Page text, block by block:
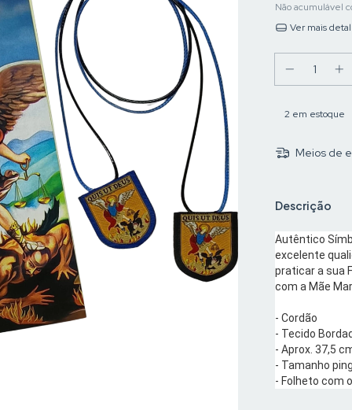
Não acumulável
Ver mais
2 em estoque
Meios de
Descrição
Autêntico
excelente
praticar a sua
com a Mãe
- Cordão
- Tecido
- Aprox. 37,5
- Tamanho
- Folheto com